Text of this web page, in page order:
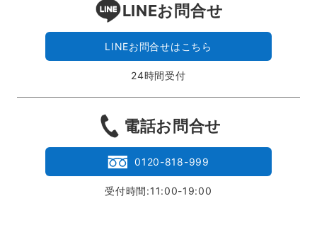
LINEお問合せ
LINEお問合せはこちら
24時間受付
電話お問合せ
0120-818-999
受付時間:11:00-19:00